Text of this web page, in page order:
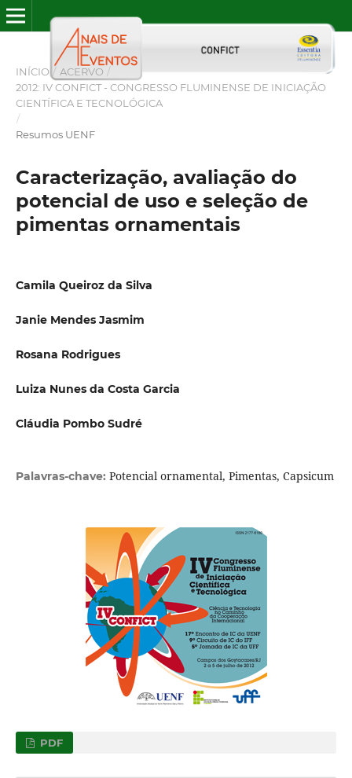
INÍCIO / ACERVO /
2012: IV CONFICT - CONGRESSO FLUMINENSE DE INICIAÇÃO
CIENTÍFICA E TECNOLÓGICA
/
Resumos UENF
Caracterização, avaliação do
potencial de uso e seleção de
pimentas ornamentais
Camila Queiroz da Silva
Janie Mendes Jasmim
Rosana Rodrigues
Luiza Nunes da Costa Garcia
Cláudia Pombo Sudré
Palavras-chave: Potencial ornamental, Pimentas, Capsicum
PDF